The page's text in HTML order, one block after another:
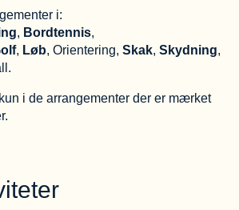
i:
, Bordtennis,
, Løb, Orientering, Skak, Skydning,
i de arrangementer der er mærket